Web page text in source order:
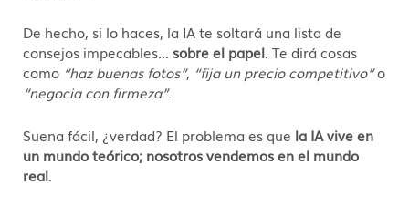
De hecho, si lo haces, la IA te soltará una lista de
consejos impecables… sobre el papel . Te dirá cosas
como “haz buenas fotos”, “fija un precio competitivo”o
“negocia con firmeza”.
Suena fácil, ¿verdad? El problema es que la IA vive en
un mundo teórico; nosotros vendemos en el mundo
real